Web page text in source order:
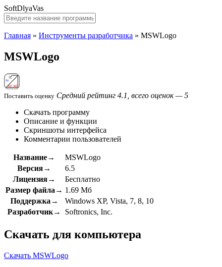
SoftDlyaVas
Главная » Инструменты разработчика » MSWLogo
MSWLogo
Поставить оценку Средний рейтинг 4.1, всего оценок — 5
Скачать программу
Описание и функции
Скриншоты интерфейса
Комментарии пользователей
Название→
MSWLogo
Версия→
6.5
Лицензия→
Бесплатно
Размер файла→ 1.69 Мб
Поддержка→
Windows XP, Vista, 7, 8, 10
Разработчик→
Softronics, Inc.
Скачать для компьютера
Скачать MSWLogo